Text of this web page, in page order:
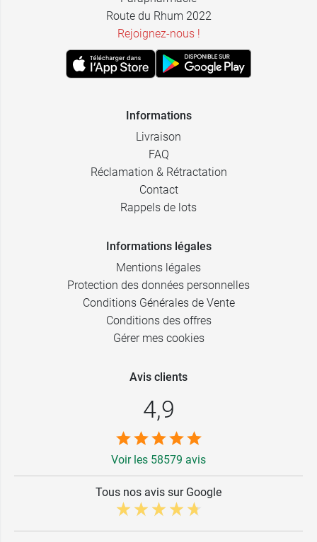
Route du Rhum 2022
Rejoignez-nous !
Informations
Livraison
FAQ
Réclamation & Rétractation
Contact
Rappels de lots
Informations légales
Mentions légales
Protection des données personnelles
Conditions Générales de Vente
Conditions des offres
Gérer mes cookies
Avis clients
4,9
Voir les 58579 avis
Tous nos avis sur Google